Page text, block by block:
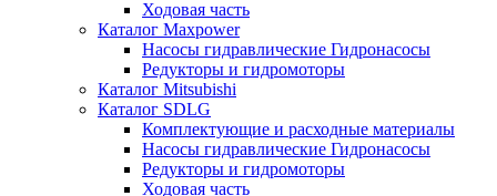
Ходовая часть
Каталог Maxpower
Насосы гидравлические Гидронасосы
Редукторы и гидромоторы
Каталог Mitsubishi
Каталог SDLG
Комплектующие и расходные материалы
Насосы гидравлические Гидронасосы
Редукторы и гидромоторы
Ходовая часть